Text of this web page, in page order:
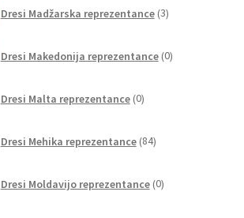
Dresi Madžarska reprezentance 3izdelki
Dresi Makedonija reprezentance 0izdelkov
Dresi Malta reprezentance 0izdelkov
Dresi Mehika reprezentance 84izdelkov
Dresi Moldavijo reprezentance 0izdelkov